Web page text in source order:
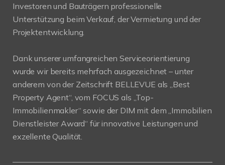
Investoren und Bauträgern professionelle
Unterstützung beim Verkauf, der Vermietung und der
Projektentwicklung.
Dank unserer umfangreichen Serviceorientierung
wurde wir bereits mehrfach ausgezeichnet – unter
anderem von der Zeitschrift BELLEVUE als „Best
Property Agent“, vom FOCUS als „Top-
Immobilienmakler“ sowie der DIM mit dem „Immobilien
Dienstleister Award“ für innovative Leistungen und
exzellente Qualität.